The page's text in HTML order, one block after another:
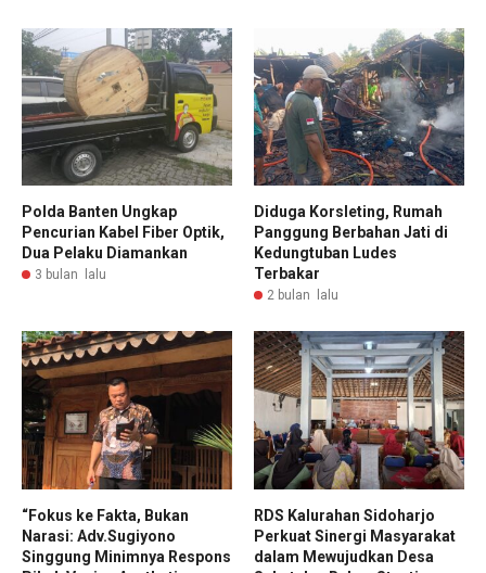
Polda Banten Ungkap
Pencurian Kabel Fiber Optik,
Dua Pelaku Diamankan
3 bulan lalu
Diduga Korsleting, Rumah
Panggung Berbahan Jati di
Kedungtuban Ludes
Terbakar
2 bulan lalu
“Fokus ke Fakta, Bukan
Narasi: Adv.Sugiyono
Singgung Minimnya Respons
RDS Kalurahan Sidoharjo
Perkuat Sinergi Masyarakat
dalam Mewujudkan Desa